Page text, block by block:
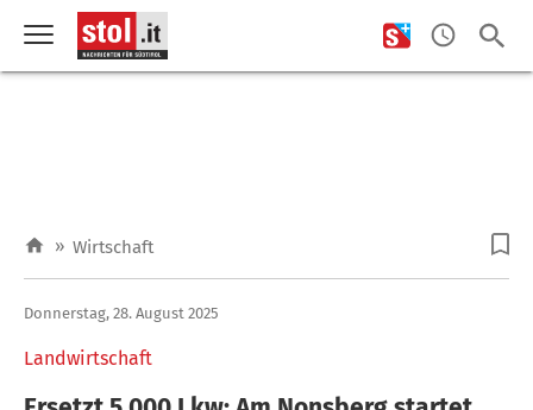
» Wirtschaft
Landwirtschaft
Donnerstag, 28. August 2025